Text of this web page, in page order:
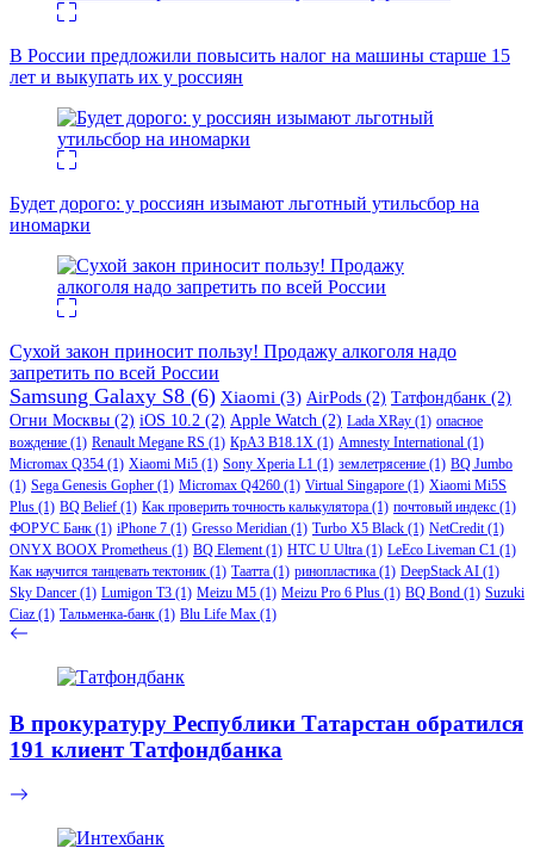
В России предложили повысить налог на машины старше 15
лет и выкупать их у россиян
Будет дорого: у россиян изымают льготный утильсбор на
иномарки
Сухой закон приносит пользу! Продажу алкоголя надо
запретить по всей России
Samsung Galaxy S8 (6) Xiaomi (3) AirPods (2) Татфондбанк (2)
Огни Москвы (2) iOS 10.2 (2) Apple Watch (2) Lada XRay (1) опасное
вождение (1) Renault Megane RS (1) КрАЗ В18.1Х (1) Amnesty International (1)
Micromax Q354 (1) Xiaomi Mi5 (1) Sony Xperia L1 (1) землетрясение (1) BQ Jumbo
(1) Sega Genesis Gopher (1) Micromax Q4260 (1) Virtual Singapore (1) Xiaomi Mi5S
Plus (1) BQ Belief (1) Как проверить точность калькулятора (1) почтовый индекс (1)
ФОРУС Банк (1) iPhone 7 (1) Gresso Meridian (1) Turbo X5 Black (1) NetCredit(1)
ONYX BOOX Prometheus (1) BQ Element(1) HTC U Ultra (1) LeEco Liveman C1 (1)
Как научится танцевать тектоник (1) Таатта (1) ринопластика (1) DeepStack AI (1)
Sky Dancer (1) Lumigon T3 (1) Meizu M5 (1) Meizu Pro 6 Plus (1) BQ Bond (1) Suzuki
Ciaz (1) Тальменка-банк (1) Blu Life Max (1)
В прокуратуру Республики Татарстан обратился
191 клиент Татфондбанка